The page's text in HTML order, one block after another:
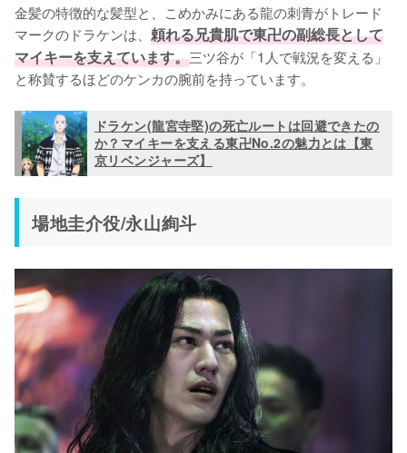
金髪の特徴的な髪型と、こめかみにある龍の刺青がトレード
マークのドラケンは、 頼れる兄貴肌で東卍の副総長として
マイキーを支えています。三ツ谷が「1人で戦況を変える」
と称賛するほどのケンカの腕前を持っています。
ドラケン(龍宮寺堅)の死亡ルートは回避できたの
か？マイキーを支える東卍No.2の魅力とは【東
京リベンジャーズ】
場地圭介役/永山絢斗